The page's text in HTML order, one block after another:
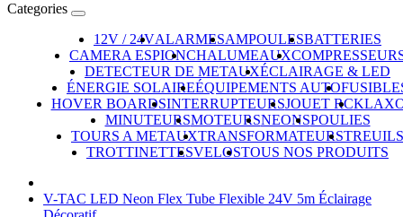
Categories
12V / 24VALARMESAMPOULESBATTERIES
CAMERA ESPIONCHALUMEAUX
DETECTEUR DE METAUXÉCLAIRAGE & LED
ÉNERGIE SOLAIREÉQUIPEMENTS AUTO
HOVER BOARDSINTERRUPTEURSJOUET RC
MINUTEURSMOTEURSNEONSPOULIES
TOURS A METAUXTRANSFORMATEURSTREUILS
TROTTINETTESVELOSTOUS NOS PRODUITS
V-TAC LED Neon Flex Tube Flexible 24V 5m Éclairage